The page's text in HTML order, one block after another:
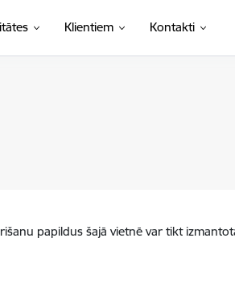
Klientiem Kontakti
papildus šajā vietnē var tikt